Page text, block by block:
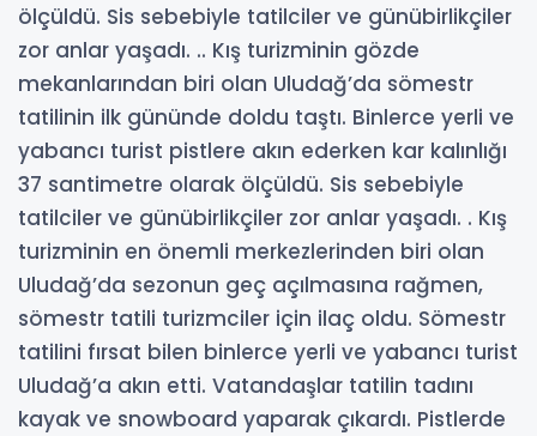
ölçüldü. Sis sebebiyle tatilciler ve günübirlikçiler
zor anlar yaşadı. .. Kış turizminin gözde
mekanlarından biri olan Uludağ’da sömestr
tatilinin ilk gününde doldu taştı. Binlerce yerli ve
yabancı turist pistlere akın ederken kar kalınlığı
37 santimetre olarak ölçüldü. Sis sebebiyle
tatilciler ve günübirlikçiler zor anlar yaşadı. . Kış
turizminin en önemli merkezlerinden biri olan
Uludağ’da sezonun geç açılmasına rağmen,
sömestr tatili turizmciler için ilaç oldu. Sömestr
tatilini fırsat bilen binlerce yerli ve yabancı turist
Uludağ’a akın etti. Vatandaşlar tatilin tadını
kayak ve snowboard yaparak çıkardı. Pistlerde